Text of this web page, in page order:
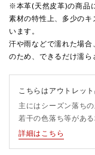
※本革(天然皮革)の商品
素材の特性上、多少の
います。
汗や雨などで濡れた場
のため、できるだけ濡ら
こちらはアウトレット
主にはシーズン落ち
若干の色落ち等があ
詳細はこちら